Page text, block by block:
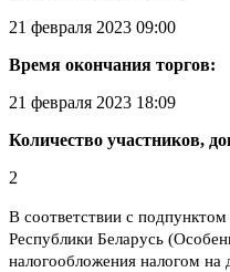
21 февраля 2023 09:00
Время окончания торгов:
21 февраля 2023 18:09
Количество участников,
2
В соответствии с
Республики Беларусь
налогообложения налогом на